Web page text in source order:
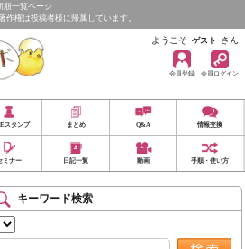
順一覧ページ
権は投稿者様に帰属しています。
ようこそ ゲスト さん
会員登録 会員ログイン
スタンプ まとめ Q&A 情報交換
ミナー 日記一覧 動画 手順・使い方
キーワード検索